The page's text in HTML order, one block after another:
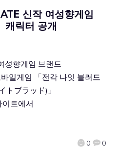
신작 여성향게임
캐릭터 공개
0 0
성향게임 브랜드
일게임 「전각 나잇 블러드
トブラッド)」
이트에서